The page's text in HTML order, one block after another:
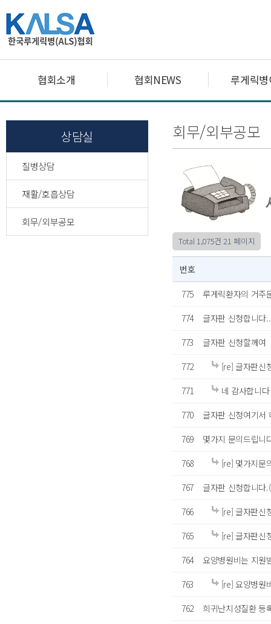
협회소개 협회NEWS 루게릭
상담실
질병상담
재활/호흡상담
회무/외부공모
회무/외부공모
Total 1,075건 21 페이지
번호
775
루게릭환자의 거주
774
글자판 신청합니다..
773
글자판 신청할께여
772
[re] 글자판신
771
네 감사합니
770
글자판 신청여기서
769
몇가지 문의드립니
768
[re] 몇가지문
767
글자판 신청합니다
766
[re] 글자판신
765
[re] 글자판신
764
요양병원비는 지원
763
[re] 요양병원
762
희귀난치성질환 등